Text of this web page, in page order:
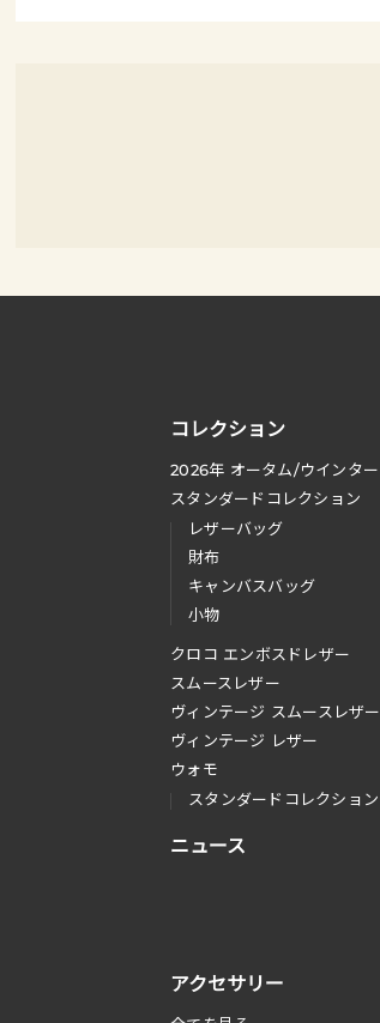
コレクション
2026年 オータム/ウインター
スタンダードコレクション
レザーバッグ
財布
キャンバスバッグ
小物
クロコ エンボスドレザー
スムースレザー
ヴィンテージ スムースレザー
ヴィンテージ レザー
ウォモ
スタンダードコレクション
ニュース
アクセサリー